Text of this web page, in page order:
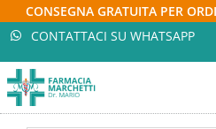
CONSEGNA GRATUITA PER
CONTATTACI SU WHATSAPP